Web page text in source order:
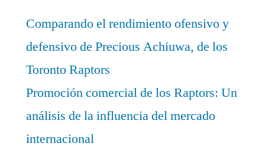
Comparando el rendimiento ofensivo y
defensivo de Precious Achiuwa, de los
Toronto Raptors
Promoción comercial de los Raptors: Un
análisis de la influencia del mercado
internacional